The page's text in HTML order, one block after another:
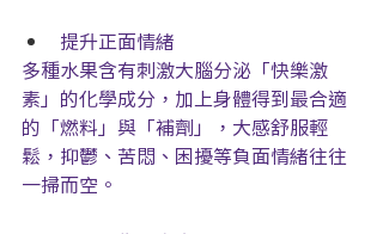
提升正面情緒
多種水果含有刺激大腦分泌「快樂激
素」的化學成分，加上身體得到最合適
的「燃料」與「補劑」，大感舒服輕
鬆，抑鬱、苦悶、困擾等負面情緒往往
一掃而空。